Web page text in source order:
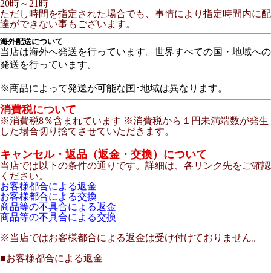
20時～21時
ただし時間を指定された場合でも、事情により指定時間内に配
達ができない事もございます。
海外配送について
当店は海外へ発送を行っています。世界すべての国・地域への
発送を行っています。
※商品によって発送が可能な国･地域は異なります。
消費税について
※消費税8％含まれています ※消費税から１円未満端数が発生
した場合切り捨てさせていただきます。
キャンセル・返品（返金・交換）について
当店では以下の条件の通りです。詳細は、各リンク先をご確認
ください。
お客様都合による返金
お客様都合による交換
商品等の不具合による返金
商品等の不具合による交換
※当店ではお客様都合による返金は受け付けておりません。
■お客様都合による返金